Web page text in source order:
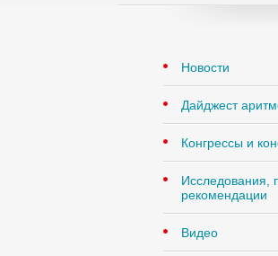
Новости
Дайджест
Конгрессы и
Исследования,
рекомендации
Видео